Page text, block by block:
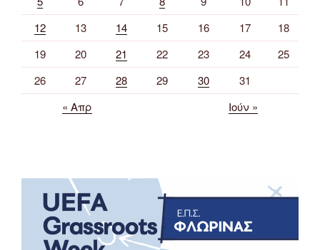
12
13 14 15 16 17
18
19
20 21 22 23 24
25
26
27 28 29 30
31
« Απρ
Ιούν »